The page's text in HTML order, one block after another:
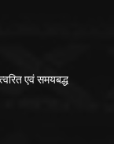
एवं समयबद्ध